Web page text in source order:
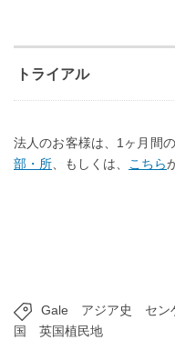
トライアル
法人のお客様は、1ヶ月間
部・所、もしくは、 こちら
Gale アジア史 セン
国
英国植民地